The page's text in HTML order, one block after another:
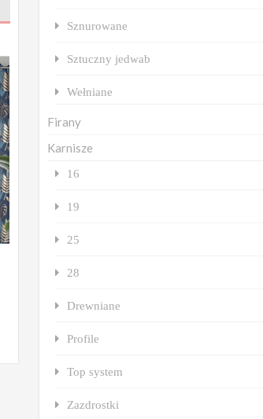
Sznurowane
Sztuczny jedwab
Wełniane
Firany
Karnisze
16
19
25
28
Drewniane
Profile
Top system
Zazdrostki